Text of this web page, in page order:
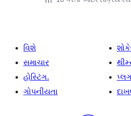
વિશે
સમાચાર
હોસ્ટિંગ.
ગોપનીયતા